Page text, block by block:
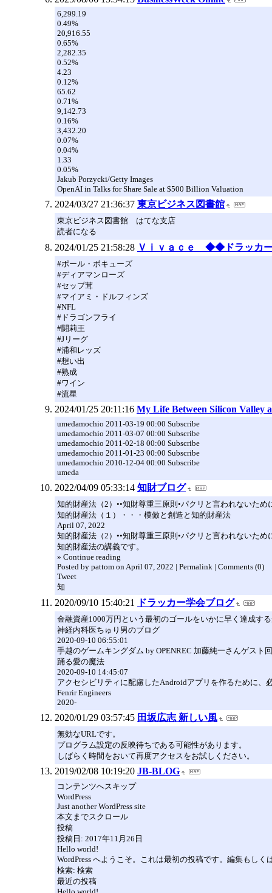
6,299.19
0.49%
20,916.55
0.65%
2,282.35
0.52%
4.23
0.12%
65.62
0.71%
9,142.73
0.16%
3,432.20
0.07%
0.04%
1.33
0.05%
Jakub Porzycki/Getty Images
OpenAI in Talks for Share Sale at $500 Billion Valuation
2024/03/27 21:36:37 東京ビジネス図書館
東京ビジネス図書館 はてな支店
読者になる
2024/01/25 21:58:28 Ｖｉｖａｃｅ ◆◆ドラッカ
#ポール・ボキューズ
#ディアマンローズ
#セップ茸
#マイアミ・ドルフィンズ
#NFL
#ドラゴンフライ
#闘莉王
#Jリーグ
#浦和レッズ
#想い出
#熟成
#ワイン
#流星
2024/01/25 20:11:16 My Life Between Silicon Valley
umedamochio 2011-03-19 00:00 Subscribe
umedamochio 2011-03-07 00:00 Subscribe
umedamochio 2011-02-18 00:00 Subscribe
umedamochio 2011-01-23 00:00 Subscribe
umedamochio 2010-12-04 00:00 Subscribe
umeda
2022/04/09 05:33:14 知財ブログ
知的財産法（2）••知財尊重三原則•パクリと言われないため
知的財産法（１）・・・模倣と創造と知的財産法
April 07, 2022
知的財産法（2）••知財尊重三原則•パクリと言われないため
知的財産法の講義です。
» Continue reading
Posted by pattom on April 07, 2022 | Permalink | Comments (0)
Tweet
知
2020/09/10 15:40:21 ドラッカー学会ブログ
金融資産1000万円という最初のゴールをいかに早く達成す
神経内科医ちゅり男のブログ
2020-09-10 06:55:01
手越のゲームキングダム by OPENREC 加藤純一さんゲスト
踊る愛の魔法
2020-09-10 14:45:07
アクセシビリティに配慮したAndroidアプリを作るために、
Fenrir Engineers
2020-
2020/01/29 03:57:45 田坂広志 新しい風
無効なURLです。
プログラム設定の反映待ちである可能性があります。
しばらく時間をおいて再度アクセスをお試しください。
2019/02/08 10:19:20 JB-BLOG
コンテンツへスキップ
WordPress
Just another WordPress site
本文までスクロール
投稿
投稿日: 2017年11月26日
Hello world!
WordPress へようこそ。これは最初の投稿です。編集もし
検索: 検索
最近の投稿